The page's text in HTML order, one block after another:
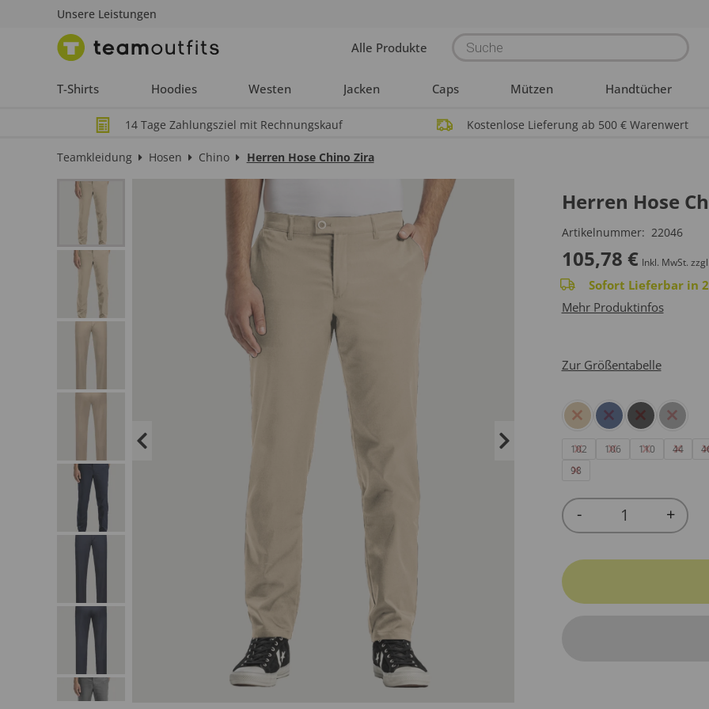
Unsere Leistungen
Alle Produkte Products
search
T-Shirts Hoodies Westen Jacken Caps Mützen Handtücher
14 Tage Zahlungsziel mit Rechnungskauf Kostenlose Lieferung ab 500 € Warenwert
Teamkleidung Hosen Chino Herren Hose Chino Zira
Herren Hose
Artikelnummer: 22046
105,78 € Inkl. MwSt.
Sofort Lieferbar in
Mehr Produktinfos
Zur Größentabelle
102 106 110 44
98
Quantity
- +